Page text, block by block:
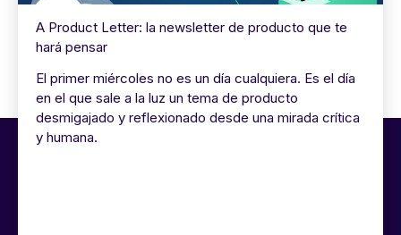
A Product Letter: la newsletter de producto que te
hará pensar
El primer miércoles no es un día cualquiera. Es el día
en el que sale a la luz un tema de producto
desmigajado y reflexionado desde una mirada crítica
y humana.